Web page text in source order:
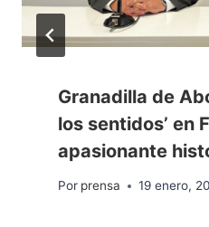
Granadilla de
los sentidos’ en
apasionante
Por prensa 19 enero,